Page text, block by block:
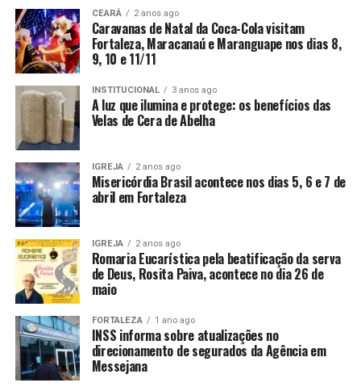
CEARÁ 2 anos ago
Caravanas de Natal da Coca-Cola visitam
Fortaleza, Maracanaú e Maranguape nos dias 8,
9, 10 e 11/11
INSTITUCIONAL 3 anos ago
A luz que ilumina e protege: os benefícios das
Velas de Cera de Abelha
IGREJA 2 anos ago
Misericórdia Brasil acontece nos dias 5, 6 e 7 de
abril em Fortaleza
IGREJA 2 anos ago
Romaria Eucarística pela beatificação da serva
de Deus, Rosita Paiva, acontece no dia 26 de
maio
FORTALEZA 1 ano ago
INSS informa sobre atualizações no
direcionamento de segurados da Agência em
Messejana